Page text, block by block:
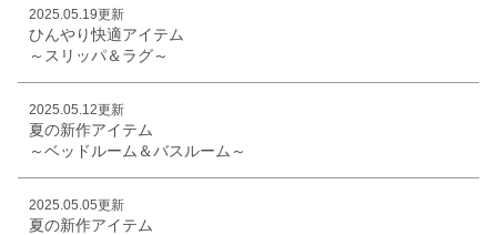
2025.05.19更新
ひんやり快適アイテム
～スリッパ＆ラグ～
2025.05.12更新
夏の新作アイテム
～ベッドルーム＆バスルーム～
2025.05.05更新
夏の新作アイテム